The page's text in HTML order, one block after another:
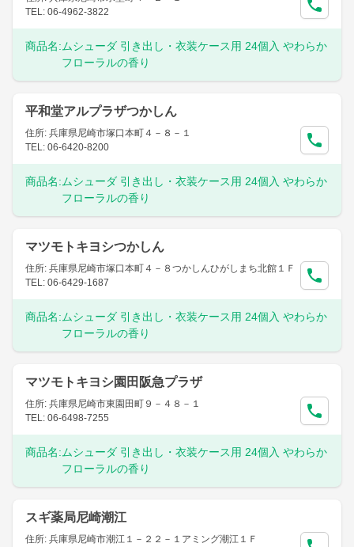
TEL: 06-4962-3822
商品名: ムシューダ 引き出し・衣装ケース用 24個入 やわらか
フローラルの香り
平和堂アルプラザつかしん
住所: 兵庫県尼崎市塚口本町４－８－１
TEL: 06-6420-8200
商品名: ムシューダ 引き出し・衣装ケース用 24個入 やわらか
フローラルの香り
マツモトキヨシつかしん
住所: 兵庫県尼崎市塚口本町４－８つかしんひがしまち北館１Ｆ
TEL: 06-6429-1687
商品名: ムシューダ 引き出し・衣装ケース用 24個入 やわらか
フローラルの香り
マツモトキヨシ園田阪急プラザ
住所: 兵庫県尼崎市東園田町９－４８－１
TEL: 06-6498-7255
商品名: ムシューダ 引き出し・衣装ケース用 24個入 やわらか
フローラルの香り
スギ薬局尼崎潮江
住所: 兵庫県尼崎市潮江１－２２－１アミング潮江１Ｆ